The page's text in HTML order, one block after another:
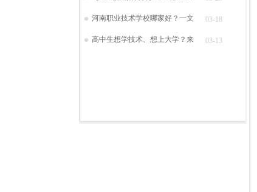
河南职业技术学校哪家好？一文 03-18
高中生想学技术、想上大学？来 03-13